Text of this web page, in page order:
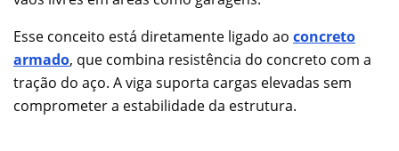
Esse conceito está diretamente ligado ao concreto
armado, que combina resistência do concreto com a
tração do aço. A viga suporta cargas elevadas sem
comprometer a estabilidade da estrutura.